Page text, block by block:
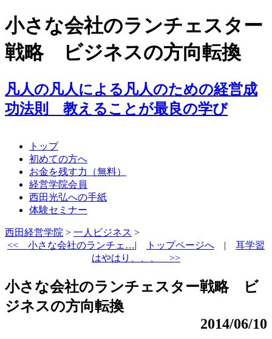
小さな会社のランチェスター
戦略 ビジネスの方向転換
凡人の凡人による凡人のための経営成
功法則 教えることが最良の学び
トップ
初めての方へ
お金を残す力（無料）
経営学院会員
西田光弘への手紙
体験セミナー
西田経営学院 > 一人ビジネス >
<< 小さな会社のランチェ…| トップページへ | 耳学習
はやはり、、、 >>
小さな会社のランチェスター戦略 ビ
ジネスの方向転換
2014/06/10